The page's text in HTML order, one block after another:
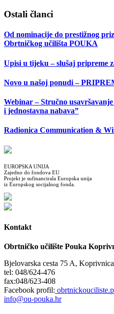
Ostali članci
Od nominacije do prestižnog
Obrtničkog učilišta POUKA
Upisi u tijeku – slušaj pripreme
Novo u našoj ponudi –
Webinar – Stručno
i jednostavna nabava”
Radionica Communication &
EUROPSKA UNIJA
Zajedno do fondova EU
Projekt je sufinancirala Europska unija
iz Europskog socijalnog fonda.
Kontakt
Obrtničko učilište Pouka
Bjelovarska cesta 75 A, Koprivnica
tel: 048/624-476
fax:048/623-408
Facebook profil:
info@ou-pouka.hr